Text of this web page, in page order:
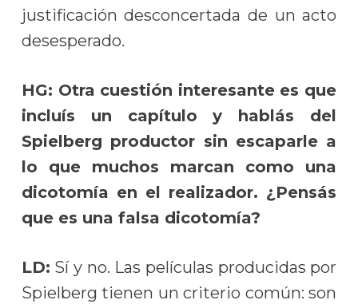
justificación desconcertada de un acto
desesperado.
HG: Otra cuestión interesante es que
incluís un capítulo y hablás del
Spielberg productor sin escaparle a
lo que muchos marcan como una
dicotomía en el realizador. ¿Pensás
que es una falsa dicotomía?
LD: Sí y no. Las películas producidas por
Spielberg tienen un criterio común: son